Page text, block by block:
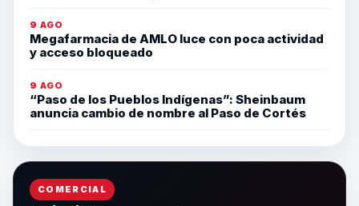
9 AGO
Megafarmacia de AMLO luce con poca actividad
y acceso bloqueado
9 AGO
“Paso de los Pueblos Indígenas”: Sheinbaum
anuncia cambio de nombre al Paso de Cortés
COMERCIAL